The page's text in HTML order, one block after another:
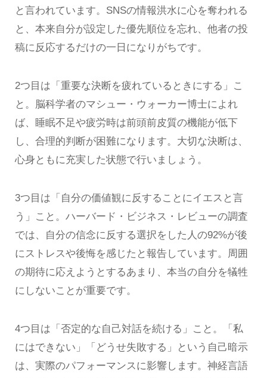
と言われています。SNSの情報洪水に心を奪われる
と、本来自分が設定した優先順位を忘れ、他者の投
稿に反応するだけの一日になりがちです。
2つ目は「重要な決断を疲れているときにする」こ
と。脳科学者のマシュー・ウォーカー博士によれ
ば、睡眠不足や疲労時は前頭前皮質の機能が低下
し、合理的判断が困難になります。大切な決断は、
心身ともに充実した状態で行いましょう。
3つ目は「自分の価値観に反することにイエスと言
う」こと。ハーバード・ビジネス・レビューの調査
では、自分の信念に反する選択をした人の92%が後
にストレスや後悔を感じたと報告しています。周囲
の期待に応えようとするあまり、本当の自分を犠牲
にしないことが重要です。
4つ目は「否定的な自己対話を続ける」こと。「私
にはできない」「どうせ失敗する」という自己暗示
は、実際のパフォーマンスに影響します。神経言語